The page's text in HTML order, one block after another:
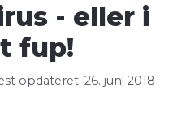
- eller i
fup!
opdateret: 26. juni 2018